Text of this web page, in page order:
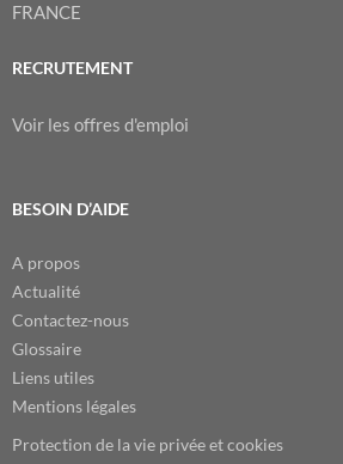
FRANCE
RECRUTEMENT
Voir les offres d'emploi
BESOIN D’AIDE
A propos
Actualité
Contactez-nous
Glossaire
Liens utiles
Mentions légales
Protection de la vie privée et cookies